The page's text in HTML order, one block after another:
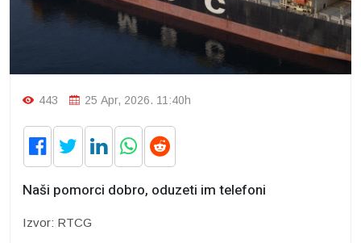
443 25 Apr, 2026. 11:40h
Naši pomorci dobro, oduzeti im telefoni
Izvor: RTCG